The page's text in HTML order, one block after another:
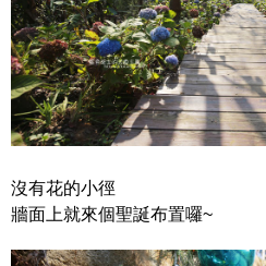
沒有花的小徑
牆面上就來個聖誕布置囉~